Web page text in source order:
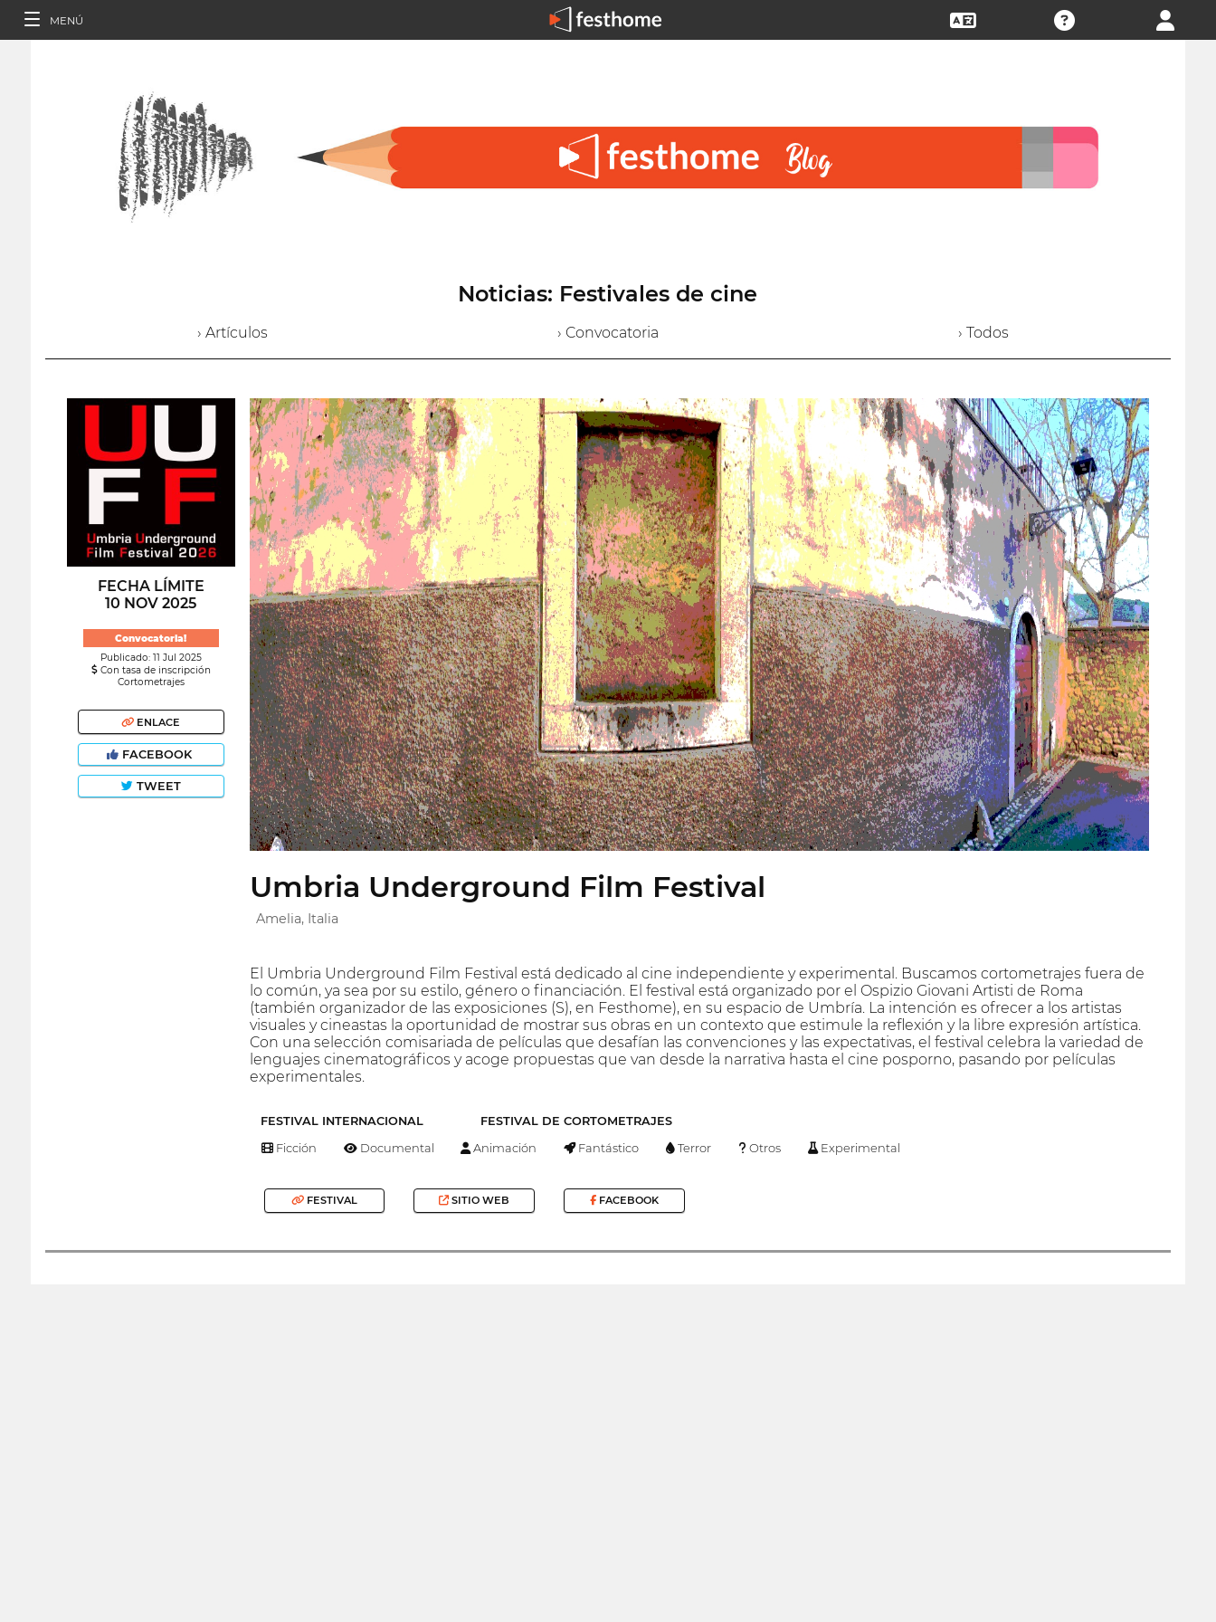
MENÚ
Noticias: Festivales de cine
› Artículos › Convocatoria › Todos
FECHA LÍMITE
10 NOV 2025
Convocatoria!
Publicado: 11 Jul 2025
Con tasa de inscripción
Cortometrajes
ENLACE
FACEBOOK
TWEET
Umbria Underground Film Festival
Amelia, Italia
El Umbria Underground Film Festival está dedicado al cine independiente y experimental. Buscamos cortometrajes fuera de
lo común, ya sea por su estilo, género o financiación. El festival está organizado por el Ospizio Giovani Artisti de Roma
(también organizador de las exposiciones (S), en Festhome), en su espacio de Umbría. La intención es ofrecer a los artistas
visuales y cineastas la oportunidad de mostrar sus obras en un contexto que estimule la reflexión y la libre expresión artística.
Con una selección comisariada de películas que desafían las convenciones y las expectativas, el festival celebra la variedad de
lenguajes cinematográficos y acoge propuestas que van desde la narrativa hasta el cine posporno, pasando por películas
experimentales.
FESTIVAL INTERNACIONAL FESTIVAL DE CORTOMETRAJES
Ficción Documental Animación Fantástico Terror Otros Experimental
FESTIVAL SITIO WEB FACEBOOK